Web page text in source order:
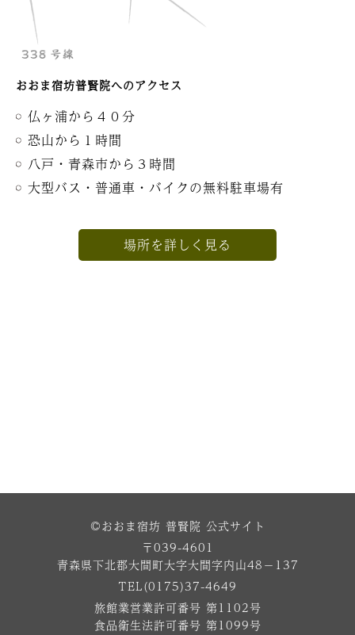
おおま宿坊普賢院へのアクセス
仏ヶ浦から４０分
恐山から１時間
八戸・青森市から３時間
大型バス・普通車・バイクの無料駐車場有
場所を詳しく見る
©おおま宿坊 普賢院 公式サイト
〒039-4601
青森県下北郡大間町大字大間字内山48−137
TEL(0175)37-4649
旅館業営業許可番号 第1102号
食品衛生法許可番号 第1099号